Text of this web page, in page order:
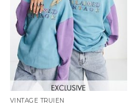
VINTAGE TRUIEN